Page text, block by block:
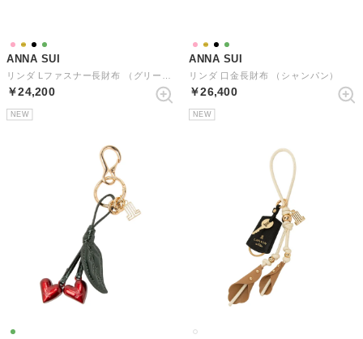
ANNA SUI
￥24,200
NEW
ANNA SUI
リンダ 口金長財布 （シャンパン）
￥26,400
NEW